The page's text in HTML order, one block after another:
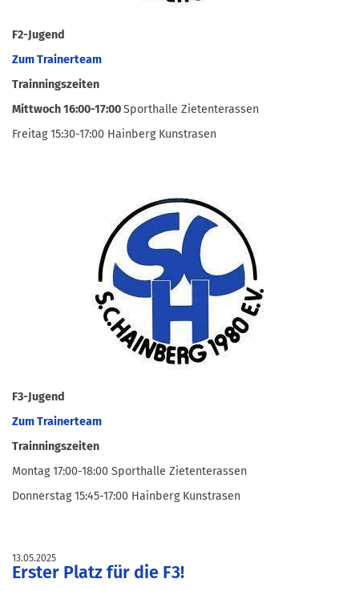
F2-Jugend
Zum Trainerteam
Trainningszeiten
Mittwoch 16:00-17:00Sporthalle Zietenterassen
Freitag 15:30-17:00 Hainberg Kunstrasen
F3-Jugend
Zum Trainerteam
Trainningszeiten
Montag 17:00-18:00 Sporthalle Zietenterassen
Donnerstag 15:45-17:00 Hainberg Kunstrasen
13.05.2025
Erster Platz für die F3!